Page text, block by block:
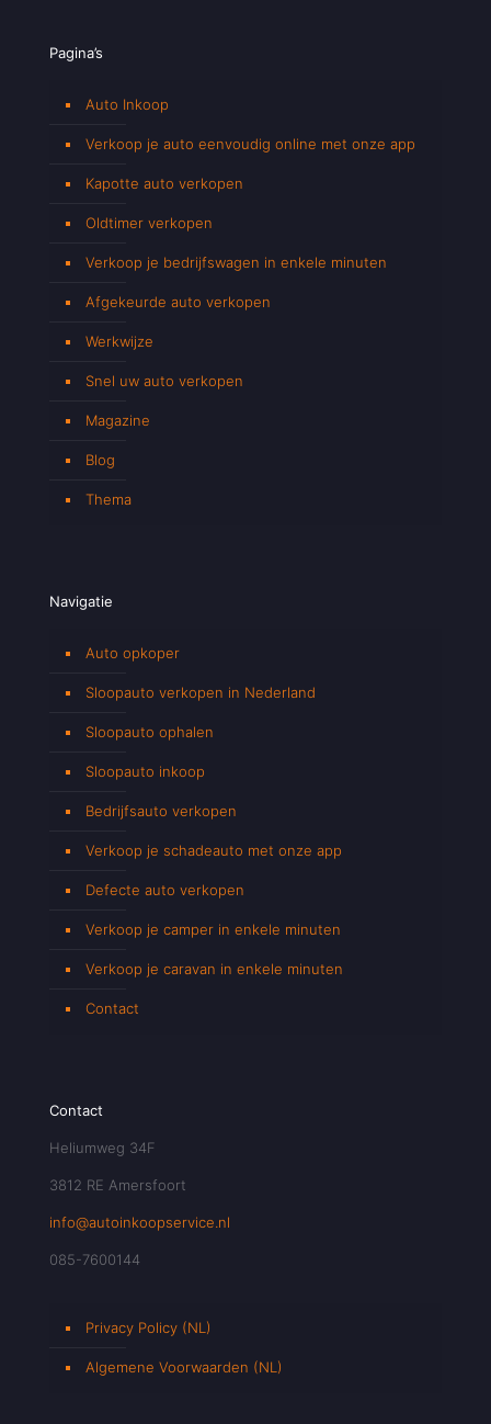
Pagina’s
Auto Inkoop
Verkoop je auto eenvoudig online met onze app
Kapotte auto verkopen
Oldtimer verkopen
Verkoop je bedrijfswagen in enkele minuten
Afgekeurde auto verkopen
Werkwijze
Snel uw auto verkopen
Magazine
Blog
Thema
Navigatie
Auto opkoper
Sloopauto verkopen in Nederland
Sloopauto ophalen
Sloopauto inkoop
Bedrijfsauto verkopen
Verkoop je schadeauto met onze app
Defecte auto verkopen
Verkoop je camper in enkele minuten
Verkoop je caravan in enkele minuten
Contact
Contact
Heliumweg 34F
3812 RE Amersfoort
info@autoinkoopservice.nl
085-7600144
Privacy Policy (NL)
Algemene Voorwaarden (NL)